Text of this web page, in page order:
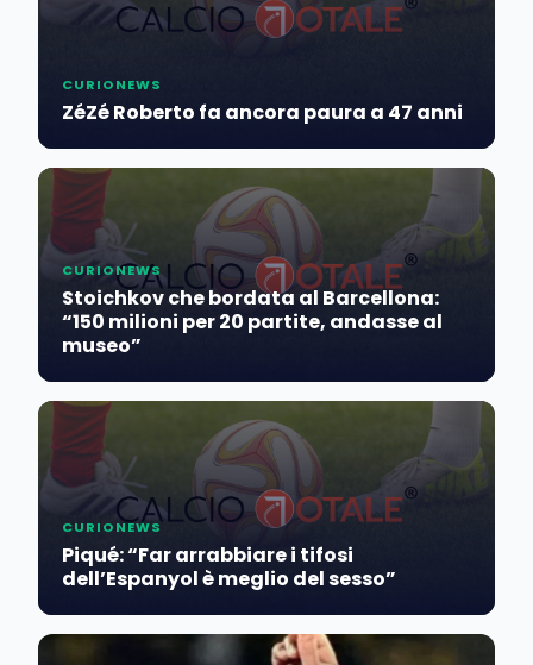
CURIONEWS
ZéZé Roberto fa ancora paura a 47 anni
CURIONEWS
Stoichkov che bordata al Barcellona:
“150 milioni per 20 partite, andasse al
museo”
CURIONEWS
Piqué: “Far arrabbiare i tifosi
dell’Espanyol è meglio del sesso”